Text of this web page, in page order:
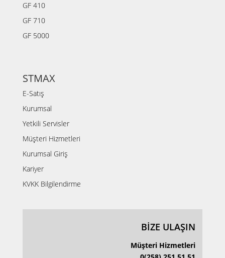
GF 410
GF 710
GF 5000
STMAX
E-Satış
Kurumsal
Yetkili Servisler
Müşteri Hizmetleri
Kurumsal Giriş
Kariyer
KVKK Bilgilendirme
BİZE ULAŞIN
Müşteri Hizmetleri